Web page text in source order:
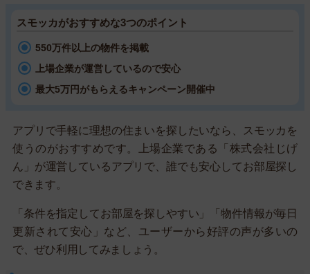
スモッカがおすすめな3つのポイント
550万件以上の物件を掲載
上場企業が運営しているので安心
最大5万円がもらえるキャンペーン開催中
アプリで手軽に理想の住まいを探したいなら、スモッカを
使うのがおすすめです。上場企業である「株式会社じげ
ん」が運営しているアプリで、誰でも安心してお部屋探し
できます。
「条件を指定してお部屋を探しやすい」「物件情報が毎日
更新されて安心」など、ユーザーから好評の声が多いの
で、ぜひ利用してみましょう。